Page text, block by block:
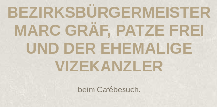
BEZIRKSBÜRGERMEISTER
MARC GRÄF, PATZE FREI
UND DER EHEMALIGE
VIZEKANZLER
beim Cafébesuch.